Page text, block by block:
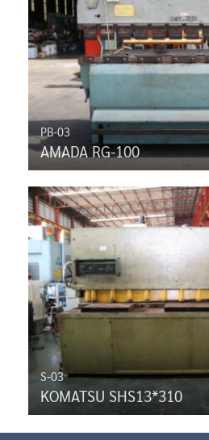
PB-03
AMADA RG-100
S-03
KOMATSU SHS13*310